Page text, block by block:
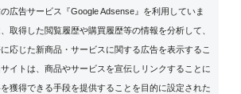
広告サービス『Google Adsense』を利用していま
取得した閲覧履歴や購買履歴等の情報を分析して、
応じた新商品・サービスに関する広告を表示するこ
イトは、商品やサービスを宣伝しリンクすることに
獲得できる手段を提供することを目的に設定された